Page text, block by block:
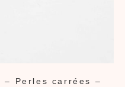
– Perles carrées –